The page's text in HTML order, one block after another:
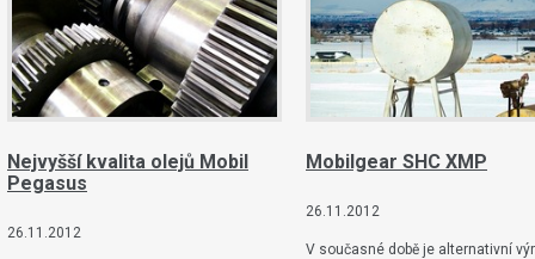
Nejvyšší kvalita olejů Mobil
Pegasus
26.11.2012
Mobilgear SHC XMP
26.11.2012
V současné době je alternativní